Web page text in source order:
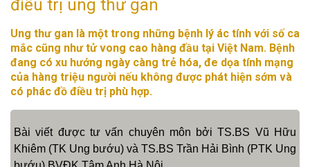
điều trị ung thư gan
Ung thư gan là một trong những bệnh lý ác tính với số ca
mắc cũng như tử vong cao hàng đầu tại Việt Nam. Bệnh
đang có xu hướng ngày càng trẻ hóa, đe dọa tính mạng
của hàng triệu người nếu không được phát hiện sớm và
có phác đồ điều trị phù hợp.
Bài viết được tư vấn chuyên môn bởi TS.BS Vũ Hữu
Khiêm (TK Ung bướu) và TS.BS Trần Hải Bình (PTK Ung